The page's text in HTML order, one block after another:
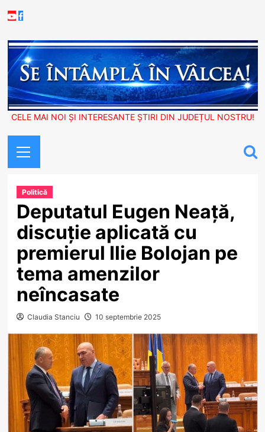
to
Youtube
Facebook
CELE MAI NOI ȘI INTERESANTE ȘTIRI DIN JUDEȚUL NOSTRU!
Menu
Politică
Deputatul Eugen Neață,
discuție aplicată cu
premierul Ilie Bolojan pe
tema amenzilor
neîncasate
Claudia Stanciu 10 septembrie 2025